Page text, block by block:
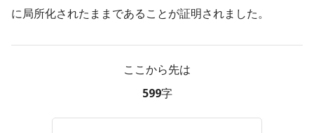
に局所化されたままであることが証明されました。
ここから先は
599字